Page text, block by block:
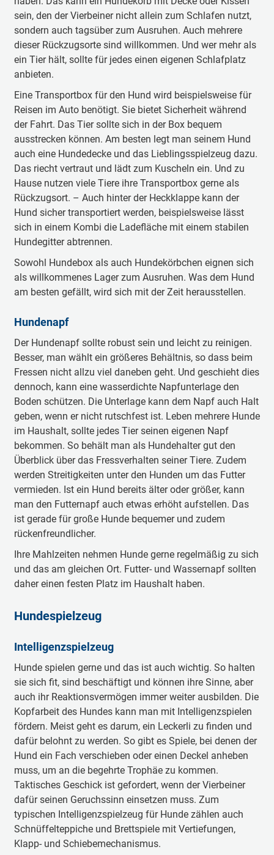
sein, den der Vierbeiner nicht allein zum Schlafen nutzt,
sondern auch tagsüber zum Ausruhen. Auch mehrere
dieser Rückzugsorte sind willkommen. Und wer mehr als
ein Tier hält, sollte für jedes einen eigenen Schlafplatz
anbieten.
Eine Transportbox für den Hund wird beispielsweise für
Reisen im Auto benötigt. Sie bietet Sicherheit während
der Fahrt. Das Tier sollte sich in der Box bequem
ausstrecken können. Am besten legt man seinem Hund
auch eine Hundedecke und das Lieblingsspielzeug dazu.
Das riecht vertraut und lädt zum Kuscheln ein. Und zu
Hause nutzen viele Tiere ihre Transportbox gerne als
Rückzugsort. – Auch hinter der Heckklappe kann der
Hund sicher transportiert werden, beispielsweise lässt
sich in einem Kombi die Ladefläche mit einem stabilen
Hundegitter abtrennen.
Sowohl Hundebox als auch Hundekörbchen eignen sich
als willkommenes Lager zum Ausruhen. Was dem Hund
am besten gefällt, wird sich mit der Zeit herausstellen.
Hundenapf
Der Hundenapf sollte robust sein und leicht zu reinigen.
Besser, man wählt ein größeres Behältnis, so dass beim
Fressen nicht allzu viel daneben geht. Und geschieht dies
dennoch, kann eine wasserdichte Napfunterlage den
Boden schützen. Die Unterlage kann dem Napf auch Halt
geben, wenn er nicht rutschfest ist. Leben mehrere Hunde
im Haushalt, sollte jedes Tier seinen eigenen Napf
bekommen. So behält man als Hundehalter gut den
Überblick über das Fressverhalten seiner Tiere. Zudem
werden Streitigkeiten unter den Hunden um das Futter
vermieden. Ist ein Hund bereits älter oder größer, kann
man den Futternapf auch etwas erhöht aufstellen. Das
ist gerade für große Hunde bequemer und zudem
rückenfreundlicher.
Ihre Mahlzeiten nehmen Hunde gerne regelmäßig zu sich
und das am gleichen Ort. Futter- und Wassernapf sollten
daher einen festen Platz im Haushalt haben.
Hundespielzeug
Intelligenzspielzeug
Hunde spielen gerne und das ist auch wichtig. So halten
sie sich fit, sind beschäftigt und können ihre Sinne, aber
auch ihr Reaktionsvermögen immer weiter ausbilden. Die
Kopfarbeit des Hundes kann man mit Intelligenzspielen
fördern. Meist geht es darum, ein Leckerli zu finden und
dafür belohnt zu werden. So gibt es Spiele, bei denen der
Hund ein Fach verschieben oder einen Deckel anheben
muss, um an die begehrte Trophäe zu kommen.
Taktisches Geschick ist gefordert, wenn der Vierbeiner
dafür seinen Geruchssinn einsetzen muss. Zum
typischen Intelligenzspielzeug für Hunde zählen auch
Schnüffelteppiche und Brettspiele mit Vertiefungen,
Klapp- und Schiebemechanismus.